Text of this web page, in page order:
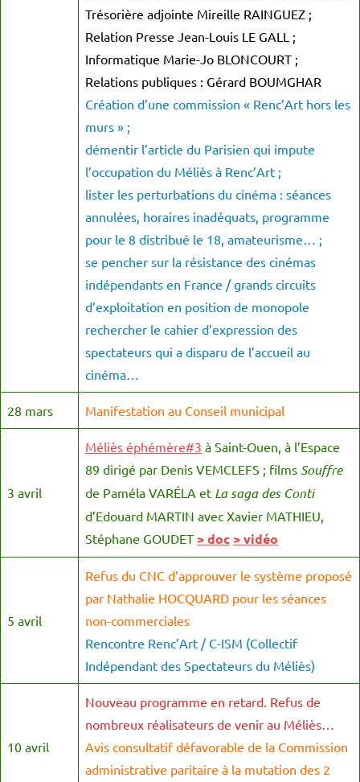
Trésorière adjointe Mireille RAINGUEZ ;
Relation Presse Jean-Louis LE GALL ;
Informatique Marie-Jo BLONCOURT ;
Relations publiques : Gérard BOUMGHAR
Création d’une commission « Renc’Art hors les
murs » ;
démentir l’article du Parisien qui impute
l’occupation du Méliès à Renc’Art ;
lister les perturbations du cinéma : séances
annulées, horaires inadéquats, programme
pour le 8 distribué le 18, amateurisme… ;
se pencher sur la résistance des cinémas
indépendants en France / grands circuits
d’exploitation en position de monopole
rechercher le cahier d’expression des
spectateurs qui a disparu de l’accueil au
cinéma…
28 mars Manifestation au Conseil municipal
3 avril
Méliès éphémère#3 à Saint-Ouen, à l’Espace
89 dirigé par Denis VEMCLEFS ; films Souffre
de Paméla VARÉLA et La saga des Conti
d’Edouard MARTIN avec Xavier MATHIEU,
Stéphane GOUDET > doc > vidéo
5 avril
Refus du CNC d’approuver le système proposé
par Nathalie HOCQUARD pour les séances
non-commerciales
Rencontre Renc’Art / C-ISM (Collectif
Indépendant des Spectateurs du Méliès)
10 avril
Nouveau programme en retard. Refus de
nombreux réalisateurs de venir au Méliès…
Avis consultatif défavorable de la Commission
administrative paritaire à la mutation des 2